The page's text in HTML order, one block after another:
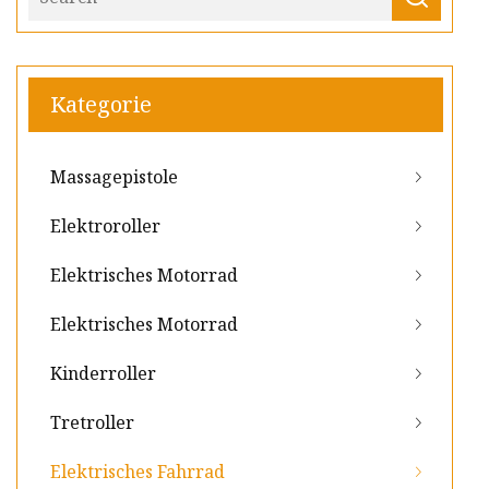
Kategorie
Massagepistole
Elektroroller
Elektrisches Motorrad
Elektrisches Motorrad
Kinderroller
Tretroller
Elektrisches Fahrrad